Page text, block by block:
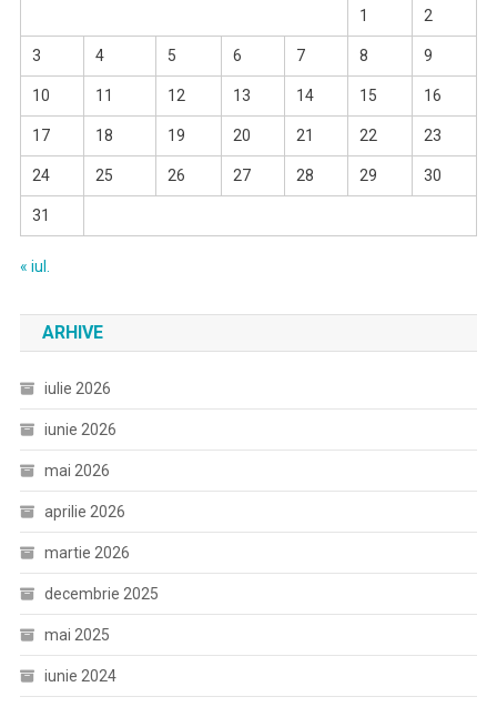
1 2
3 4 5 6 7 8 9
10 11 12 13 14 15 16
17 18 19 20 21 22 23
24 25 26 27 28 29 30
31
« iul.
ARHIVE
iulie 2026
iunie 2026
mai 2026
aprilie 2026
martie 2026
decembrie 2025
mai 2025
iunie 2024